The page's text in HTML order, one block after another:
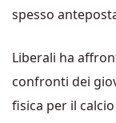
spesso
Liberali ha
confronti dei
fisica per il